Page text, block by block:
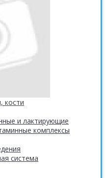
кости
и лактирующие
комплексы
система